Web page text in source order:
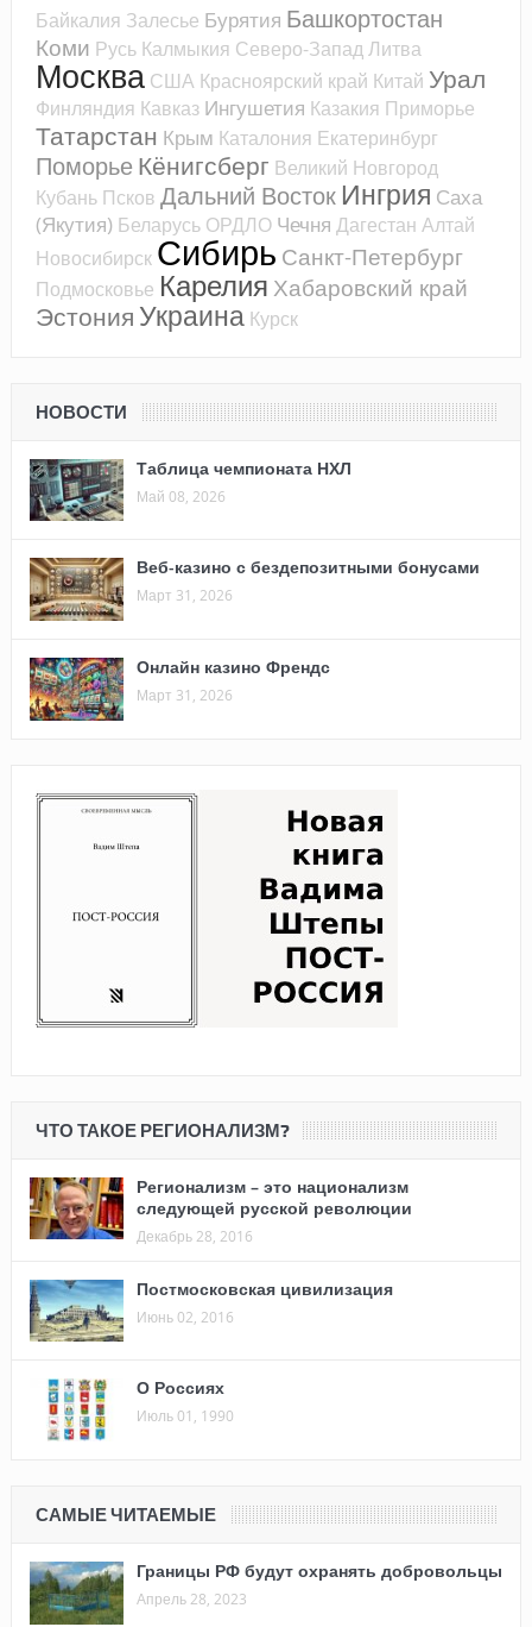
Байкалия Залесье Бурятия Башкортостан
Коми Русь Калмыкия Северо-ЗападЛитва
Москва США Красноярский край Китай Урал
Финляндия Кавказ Ингушетия Казакия Приморье
Татарстан Крым Каталония Екатеринбург
ПоморьеКёнигсберг Великий Новгород
Кубань Псков Дальний Восток Ингрия Саха
(Якутия) Беларусь ОРДЛО Чечня Дагестан Алтай
Новосибирск Сибирь Санкт-Петербург
Подмосковье Карелия Хабаровский край
Эстония Украина Курск
НОВОСТИ
Таблица чемпионата НХЛ
Май 08, 2026
Веб-казино с бездепозитными бонусами
Март 31, 2026
Онлайн казино Френдс
Март 31, 2026
ЧТО ТАКОЕ РЕГИОНАЛИЗМ?
Регионализм – это национализм
следующей русской революции
Декабрь 28, 2016
Постмосковская цивилизация
Июнь 02, 2016
О Россиях
Июль 01, 1990
САМЫЕ ЧИТАЕМЫЕ
Границы РФ будут охранять добровольцы
Апрель 28, 2023